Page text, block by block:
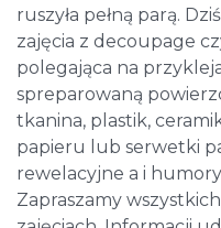
ruszyła pełną parą.
zajęcia z decoupage
polegająca na
spreparowaną
tkanina, plastik,
papieru lub serwetki
rewelacyjne a i
Zapraszamy